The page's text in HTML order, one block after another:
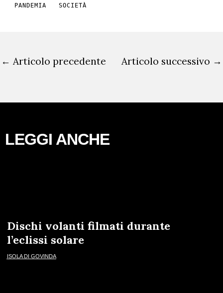
PANDEMIA SOCIETÀ
← Articolo precedente Articolo successivo →
LEGGI ANCHE
Dischi volanti filmati durante
l’eclissi solare
ISOLA DI GOVINDA